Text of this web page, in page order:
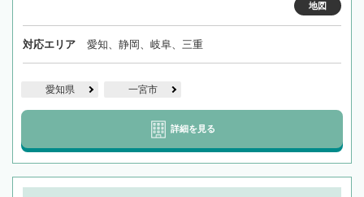
地図
対応エリア 愛知、静岡、岐阜、三重
愛知県 一宮市
詳細を見る